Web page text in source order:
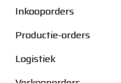
Inkooporders
Productie-orders
Logistiek